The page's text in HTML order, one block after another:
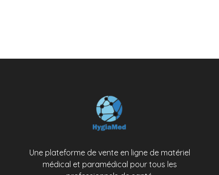
Une plateforme de vente en ligne de matériel
médical et paramédical pour tous les